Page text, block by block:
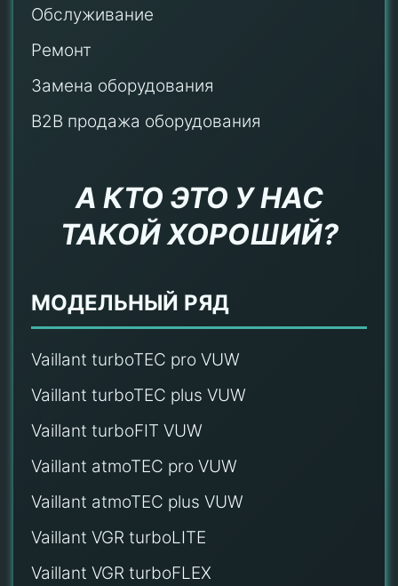
Обслуживание
Ремонт
Замена оборудования
B2B продажа оборудования
А КТО ЭТО У НАС
ТАКОЙ ХОРОШИЙ?
МОДЕЛЬНЫЙ РЯД
Vaillant turboTEC pro VUW
Vaillant turboTEC plus VUW
Vaillant turboFIT VUW
Vaillant atmoTEC pro VUW
Vaillant atmoTEC plus VUW
Vaillant VGR turboLITE
Vaillant VGR turboFLEX